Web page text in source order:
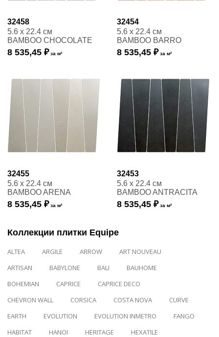
32458
5.6 x 22.4 см
BAMBOO CHOCOLATE
8 535,45 ₽ за м²
32454
5.6 x 22.4 см
BAMBOO BARRO
8 535,45 ₽ за м²
32455
5.6 x 22.4 см
BAMBOO ARENA
8 535,45 ₽ за м²
32453
5.6 x 22.4 см
BAMBOO ANTRACITA
8 535,45 ₽ за м²
Коллекции плитки Equipe
ALTEA ARGILE ARROW
ART NOUVEAU
ARTISAN
BABYLONE BALI
BAUHOME
BOHEMIAN
CAPRICE
CAPRICE DECO
CHEVRON WALL
CORSICA COSTA NOVA
CURVE
EARTH
EVOLUTION EVOLUTION INMETRO
FANGO
HABITAT
HANOI HERITAGE
HEXATILE